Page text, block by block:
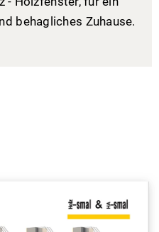
behagliches Zuhause.